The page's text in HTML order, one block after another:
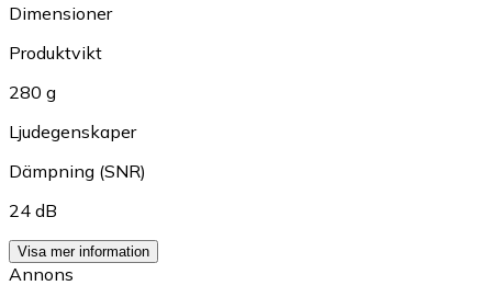
Dimensioner
Produktvikt
280 g
Ljudegenskaper
Dämpning (SNR)
24 dB
Visa mer information
Annons